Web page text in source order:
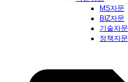
MS자문
BIZ자문
기술자문
정책자문